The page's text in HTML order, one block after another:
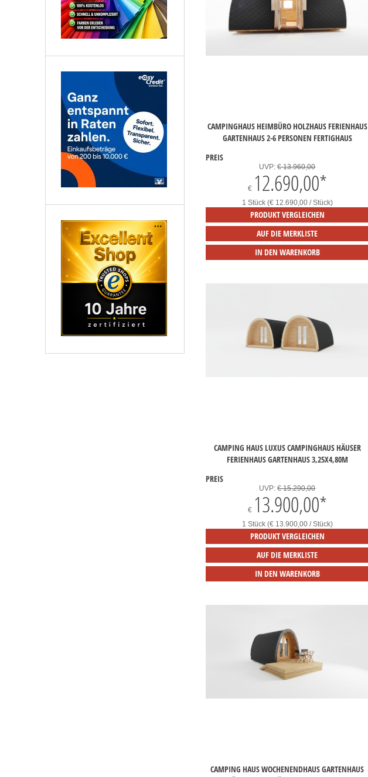
CAMPINGHAUS HEIMBÜRO HOLZHAUS FERIENHAUS
GARTENHAUS 2-6 PERSONEN FERTIGHAUS
PREIS
UVP:€ 13.960,00
€ 12.690,00*
1 Stück (€ 12.690,00 / Stück)
PRODUKT VERGLEICHEN
AUF DIE MERKLISTE
IN DEN WARENKORB
CAMPING HAUS LUXUS CAMPINGHAUS HÄUSER
FERIENHAUS GARTENHAUS 3,25X4,80M
PREIS
UVP:€ 15.290,00
€ 13.900,00*
1 Stück (€ 13.900,00 / Stück)
PRODUKT VERGLEICHEN
AUF DIE MERKLISTE
IN DEN WARENKORB
CAMPING HAUS WOCHENENDHAUS GARTENHAUS